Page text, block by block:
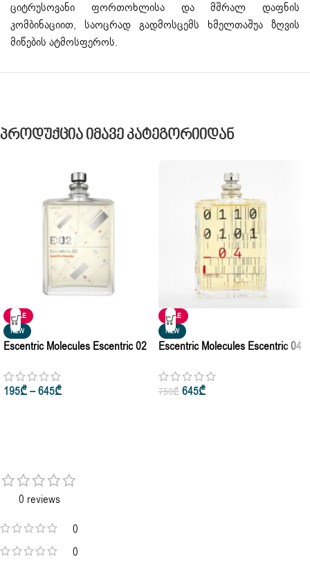
ციტრუსოვანი ფორთოხლისა და მშრალ დაფნის
კომბინაციით, საოცრად გადმოსცემს ხმელთაშუა ზღვის
მიწების ატმოსფეროს.
Პროდუქცია Იმავე Კატეგორიიდან
SALE
NEW
Escentric Molecules Escentric 02
Parfum 30ml • 100ml
195₾–645₾
SALE
NEW
Escentric Molecules Escentric 04
Parfum 100ml
750₾ 645₾
0 reviews
0
0